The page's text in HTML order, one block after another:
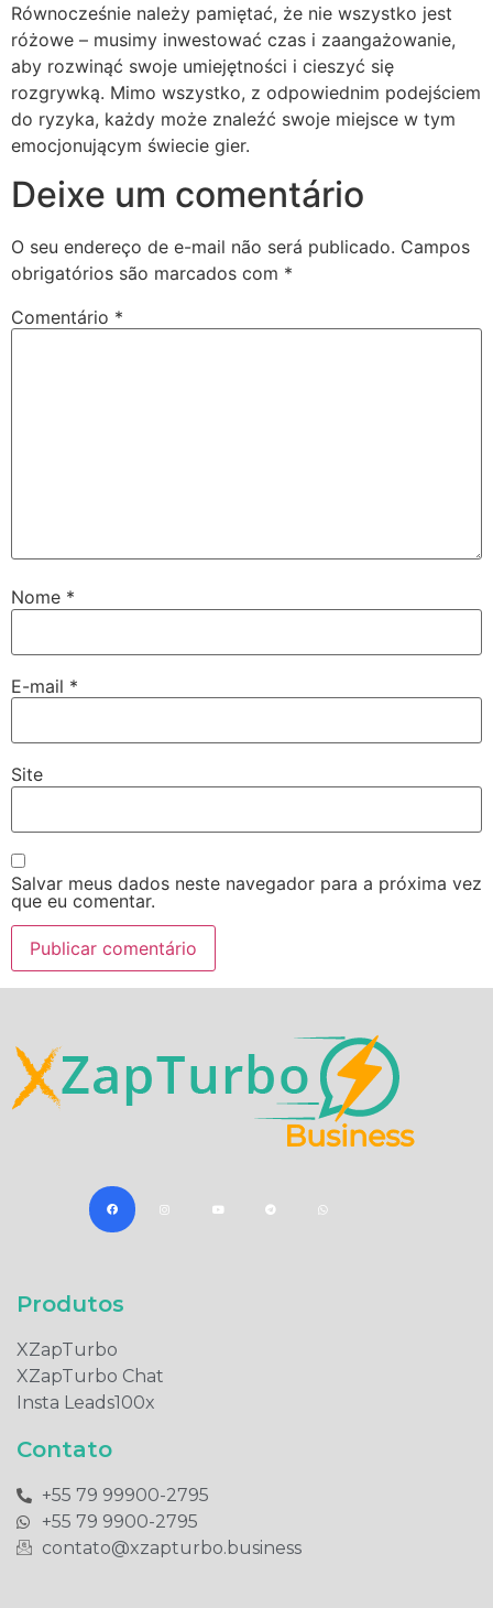
Równocześnie należy pamiętać, że nie wszystko jest
różowe – musimy inwestować czas i zaangażowanie,
aby rozwinąć swoje umiejętności i cieszyć się
rozgrywką. Mimo wszystko, z odpowiednim podejściem
do ryzyka, każdy może znaleźć swoje miejsce w tym
emocjonującym świecie gier.
Deixe um comentário
O seu endereço de e-mail não será publicado. Campos
obrigatórios são marcados com *
Comentário *
Nome *
E-mail *
Site
Salvar meus dados neste navegador para a próxima vez
que eu comentar.
Produtos​
XZapTurbo
XZapTurbo Chat
Insta Leads100x
Contato
+55 79 99900-2795​
+55 79 9900-2795​
contato@xzapturbo.business